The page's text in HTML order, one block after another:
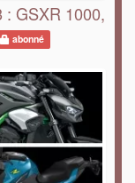
: GSXR 1000,
abonné